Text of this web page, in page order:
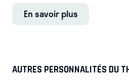
En savoir plus
AUTRES PERSONNALITÉS DU